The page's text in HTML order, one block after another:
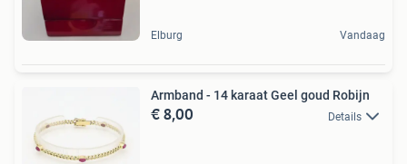
Elburg Vandaag
Armband - 14 karaat Geel goud Robijn
€ 8,00 Details